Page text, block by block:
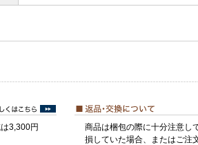
3,300円
商品は梱包の際に十分注意し
損していた場合、またはご注